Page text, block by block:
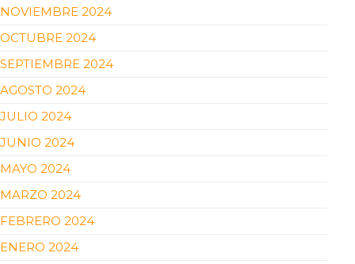
NOVIEMBRE 2024
OCTUBRE 2024
SEPTIEMBRE 2024
AGOSTO 2024
JULIO 2024
JUNIO 2024
MAYO 2024
MARZO 2024
FEBRERO 2024
ENERO 2024